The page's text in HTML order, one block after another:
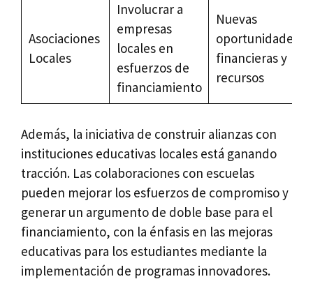
Asociaciones
Locales
Involucrar a
empresas
locales en
esfuerzos de
financiamiento
Nuevas
oportunidades
financieras y
recursos
Además, la iniciativa de construir alianzas con
instituciones educativas locales está ganando
tracción. Las colaboraciones con escuelas
pueden mejorar los esfuerzos de compromiso y
generar un argumento de doble base para el
financiamiento, con la énfasis en las mejoras
educativas para los estudiantes mediante la
implementación de programas innovadores.